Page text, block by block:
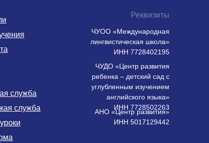
служба
служба
ЧУДО «Центр развития
ребенка – детский сад с
углубленным изучением
английского языка»
ИНН 7728502263
АНО «Центр развития»
ИНН 5017129442
ЧУОО «Международная
лингвистическая школа»
ИНН 7728402195
Реквизиты